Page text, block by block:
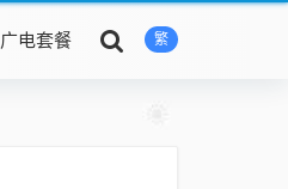
繁
广电套餐